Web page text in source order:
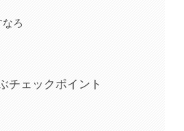
ろ
チェックポイント